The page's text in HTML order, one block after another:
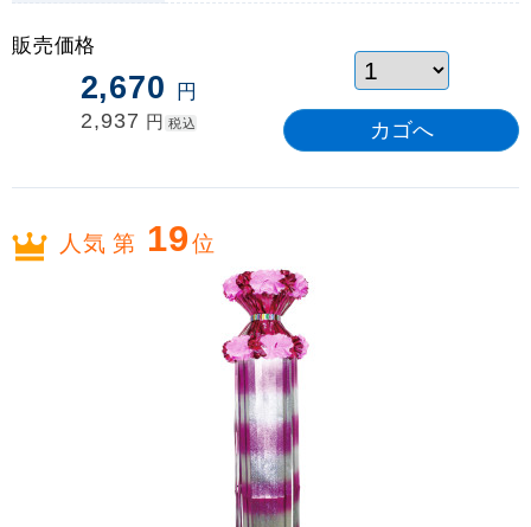
販売価格
2,670 円
2,937 円 税込
人気 第 19位